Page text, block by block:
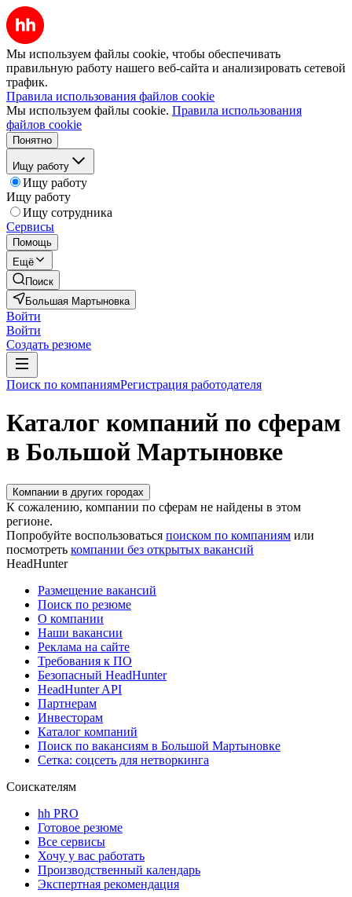
Мы используем файлы cookie, чтобы обеспечивать
правильную работу нашего веб-сайта и анализировать сетевой
трафик.
Правила использования файлов cookie
Мы используем файлы cookie. Правила использования
файлов cookie
Понятно
Ищу работу
Ищу работу
Ищу работу
Ищу сотрудника
Сервисы
Помощь
Ещё
Поиск
Большая Мартыновка
Войти
Войти
Создать резюме
Поиск по компаниямРегистрация работодателя
Каталог компаний по сферам
в Большой Мартыновке
Компании в других городах
К сожалению, компании по сферам не найдены в этом
регионе.
Попробуйте воспользоваться поиском по компаниям или
посмотреть компании без открытых вакансий
HeadHunter
Размещение вакансий
Поиск по резюме
О компании
Наши вакансии
Реклама на сайте
Требования к ПО
Безопасный HeadHunter
HeadHunter API
Партнерам
Инвесторам
Каталог компаний
Поиск по вакансиям в Большой Мартыновке
Сетка: соцсеть для нетворкинга
Соискателям
hh PRO
Готовое резюме
Все сервисы
Хочу у вас работать
Производственный календарь
Экспертная рекомендация